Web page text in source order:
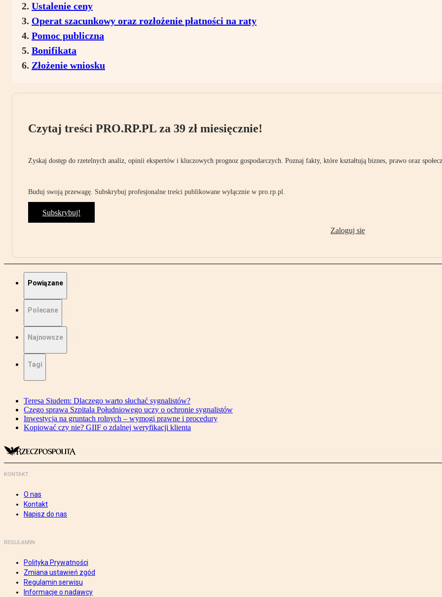
Ustalenie ceny
Operat szacunkowy oraz rozłożenie płatności na raty
Pomoc publiczna
Bonifikata
Złożenie wniosku
Czytaj treści PRO.RP.PL za 39 zł miesięcznie!
Zyskaj dostęp do rzetelnych analiz, opinii ekspertów i kluczowych prognoz gospodarczych. Poznaj fakty, które kształtują biznes, prawo oraz
Buduj swoją przewagę. Subskrybuj profesjonalne treści publikowane wyłącznie w pro.rp.pl.
Subskrybuj!
Zaloguj się
Powiązane
Polecane
Najnowsze
Tagi
Teresa Siudem: Dlaczego warto słuchać sygnalistów?
Czego sprawa Szpitala Południowego uczy o ochronie sygnalistów
Inwestycja na gruntach rolnych – wymogi prawne i procedury
Kopiować czy nie? GIIF o zdalnej weryfikacji klienta
KONTAKT
O nas
Kontakt
Napisz do nas
REGULAMIN
Polityka Prywatności
Zmiana ustawień zgód
Regulamin serwisu
Informacje o nadawcy